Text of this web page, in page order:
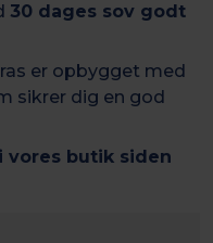
30 dages sov godt
er opbygget med
sikrer dig en god
vores butik siden